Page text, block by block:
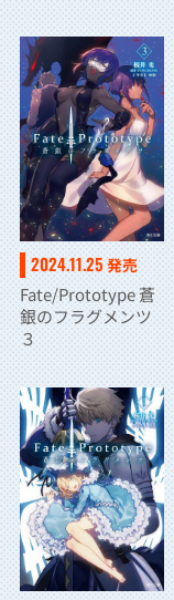
2024.11.25 発売
Fate/Prototype 蒼
銀のフラグメンツ
３